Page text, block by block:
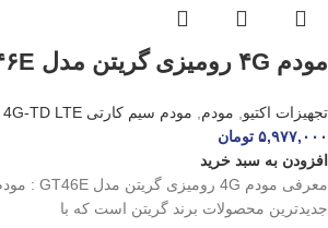
مودم ۴G رومیزی گریتن مدل GT۴۶E
تجهیزات اکتیو مودم
مودم سیم کارتی 4G-TD LTE
۵,۹۷۷,۰۰۰ تومان
افزودن به سبد خرید
جدیدترین محصولات برند گریتن است که با